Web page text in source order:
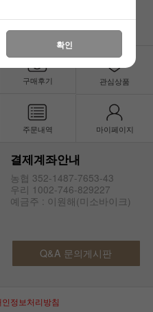
구매후기 관심상품
주문내역 마이페이지
결제계좌안내
농협 352-1487-7653-43
우리 1002-746-829227
예금주 : 이원해(미소바이크)
Q&A 문의게시판
인정보처리방침
확인